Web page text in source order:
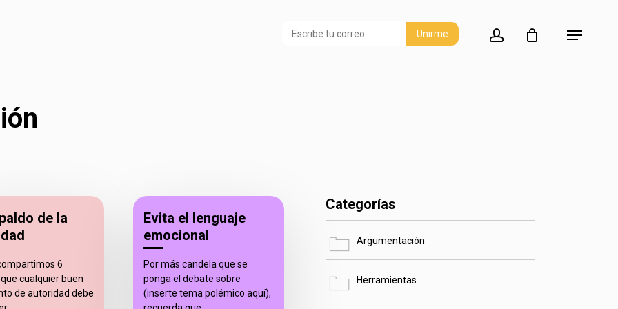
account Menu
de la
6
cualquier buen
de autoridad debe
Evita el lenguaje
emocional
Por más candela que se
ponga el debate sobre
(inserte tema polémico aquí),
Categorías
Argumentación
Herramientas